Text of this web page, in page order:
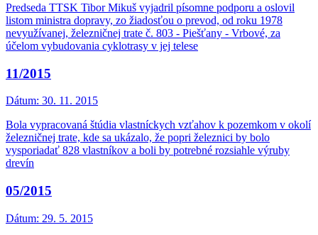
Predseda TTSK Tibor Mikuš vyjadril písomne podporu a oslovil
listom ministra dopravy, zo žiadosťou o prevod, od roku 1978
nevyužívanej, železničnej trate č. 803 - Piešťany - Vrbové, za
účelom vybudovania cyklotrasy v jej telese
11/2015
Dátum: 30. 11. 2015
Bola vypracovaná štúdia vlastníckych vzťahov k pozemkom v okolí
železničnej trate, kde sa ukázalo, že popri železnici by bolo
vysporiadať 828 vlastníkov a boli by potrebné rozsiahle výruby
drevín
05/2015
Dátum: 29. 5. 2015